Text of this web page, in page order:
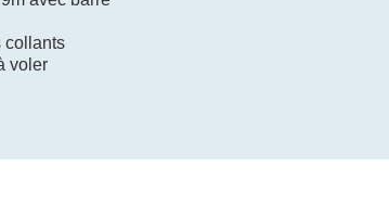
collants
voler